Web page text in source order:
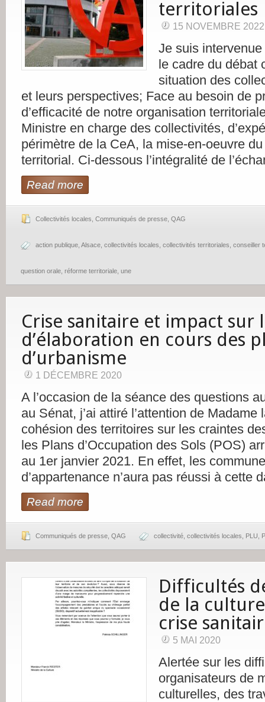
territoriales
15 NOVEMBRE 2022
Je suis
le cadre du débat
situation des
et leurs perspectives; Face au besoin de
d’efficacité de notre organisation
Ministre en charge des collectivités,
périmètre de la CeA, la mise-en-oeuvre
territorial. Ci-dessous l’intégralité de
Read more
Collectivités locales Communiqués de presse QAG
action publique Alsace collectivités locales collectivités territoriales conseiller
question orale réforme territoriale une
Crise sanitaire et impact sur
d’élaboration en cours des
d’urbanisme
1 DÉCEMBRE 2020
A l’occasion de la séance des questions
au Sénat, j’ai attiré l’attention de Madame
cohésion des territoires sur les craintes
les Plans d’Occupation des Sols (POS)
au 1er janvier 2021. En effet, les
d’appartenance n’aura pas réussi à cette
Read more
Communiqués de presse QAG collectivité collectivités locales PLU
Difficultés
de la
crise
5 MAI 2020
Alertée sur les
organisateurs de
culturelles, des